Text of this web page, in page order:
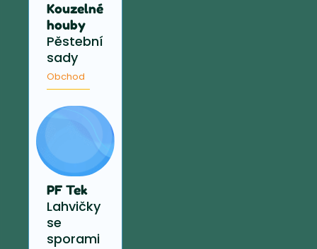
Kouzelné
houby
Pěstební
sady
Obchod
PF Tek
Lahvičky
se
sporami